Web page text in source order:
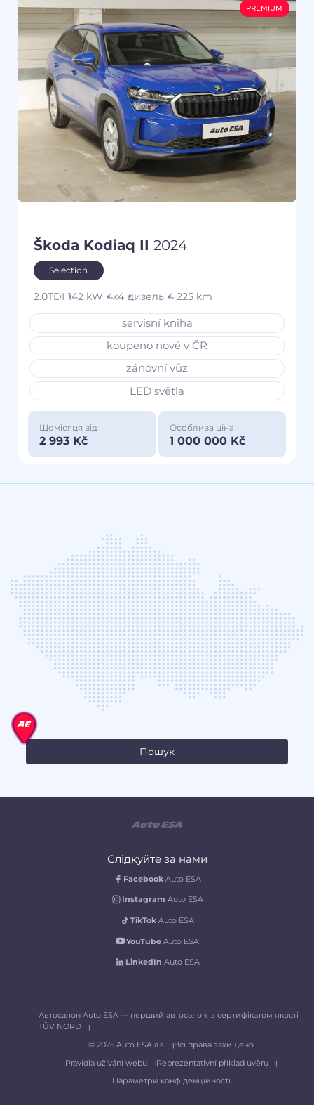
PREMIUM
Škoda Kodiaq II 2024
Selection
2.0TDI 142 kW 4x4 дизель 4 225 km
servisní kniha
koupeno nové v ČR
zánovní vůz
LED světla
Щомісяця від
2 993 Kč
Особлива ціна
1 000 000 Kč
Слідкуйте за нами
Facebook Auto ESA
Instagram Auto ESA
TikTok Auto ESA
YouTubeAuto ESA
LinkedIn Auto ESA
Автосалон Auto ESA — перший автосалон із сертифікатом якості
TÜV NORD
© 2025 Auto ESA a.s.
Всі права захищено
Pravidla užívání webu
Reprezentativní příklad úvěru
Параметри конфіденційності